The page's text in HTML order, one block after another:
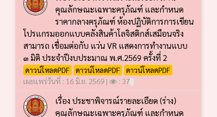
คุณลักษณะเฉพาะครุภัณฑ์ และกำหนด
ราคากลางครุภัณฑ์ ห้องปฏิบัติการการเขียน
โปรแกรมออกแบบคลังสินค้าโลจิสติกส์เสมือนจริง
สามารถ เชื่อมต่อกับ แว่น VR แสดงการทำงานแบบ
๓ มิติ ประจำปีงบประมาณ พ.ศ.2569 ครั้งที่ 2
ดาวน์โหลดPDF ดาวน์โหลดPDF
ดาวน์โหลดPDF
เผยแพร่วันที่ : 16 มิ.ย. 2569 |
: 37
เรื่อง ประชาพิจารณ์รายละเอียด (ร่าง)
คุณลักษณะเฉพาะครุภัณฑ์ และกำหนด